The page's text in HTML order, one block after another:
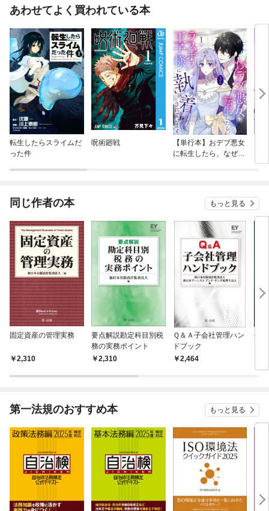
あわせてよく買われている本
転生したらスライムだ
った件
呪術廻戦
【単行本】おデブ悪女
に転生したら、なぜか
同じ作者の本 もっと見る
固定資産の管理実務
2,310
要点解説勘定科目別税
務の実務ポイント
2,310
Ｑ＆Ａ子会社管理ハン
ドブック
2,464
企
第一法規のおすすめ本 もっと見る